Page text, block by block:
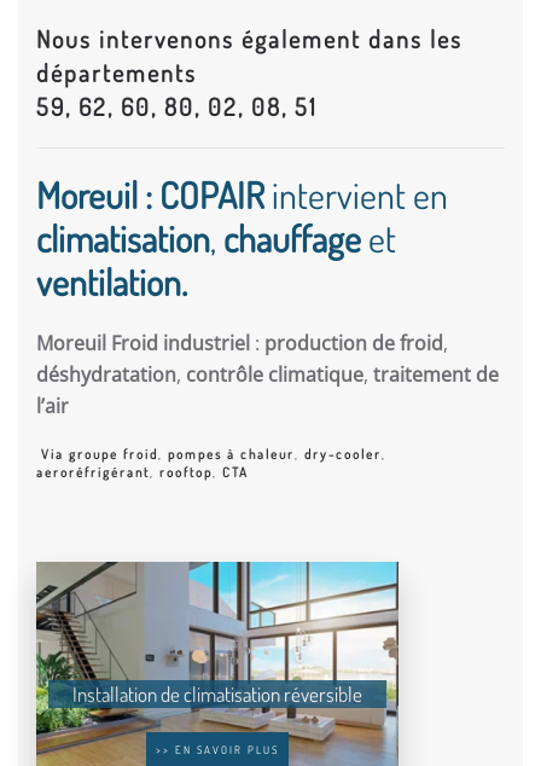
Nous intervenons également dans les
départements
59, 62, 60, 80, 02, 08, 51
Moreuil : COPAIRintervient en
climatisation, chauffageet
ventilation.
Moreuil Froid industriel : production de froid,
déshydratation, contrôle climatique, traitement de
l’air
Via groupe froid, pompes à chaleur, dry-cooler,
aeroréfrigérant, rooftop, CTA
Installation de climatisation réversible
>> EN SAVOIR PLUS